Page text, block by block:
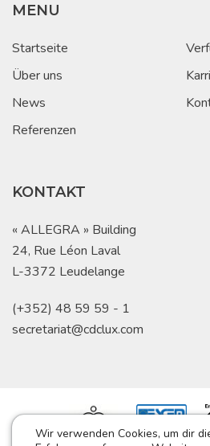
MENU
Startseite
Über uns
News
Referenzen
KONTAKT
« ALLEGRA » Building
24, Rue Léon Laval
L-3372 Leudelange
(+352) 48 59 59 - 1
secretariat@cdclux.com
Wir verwenden Cookies, um dir